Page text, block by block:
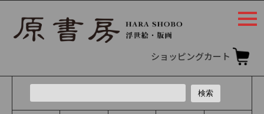
ショッピングカート